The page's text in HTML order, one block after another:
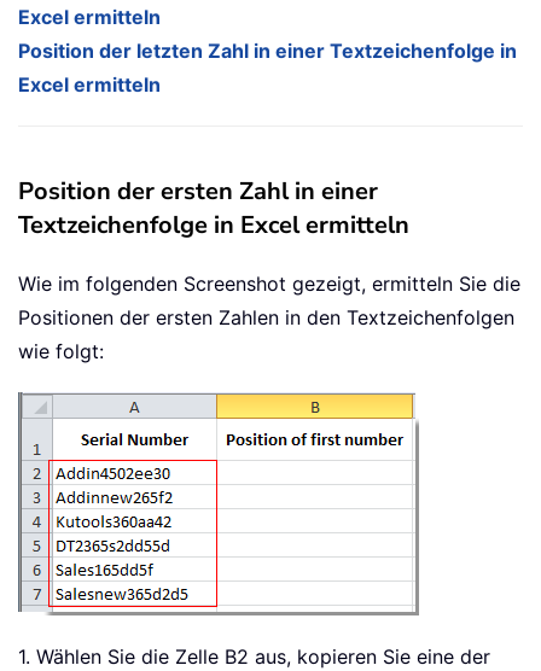
Excel ermitteln
Position der letzten Zahl in einer Textzeichenfolge in
Excel ermitteln
Position der ersten Zahl in einer
Textzeichenfolge in Excel ermitteln
Wie im folgenden Screenshot gezeigt, ermitteln Sie die
Positionen der ersten Zahlen in den Textzeichenfolgen
wie folgt:
1. Wählen Sie die Zelle B2 aus, kopieren Sie eine der